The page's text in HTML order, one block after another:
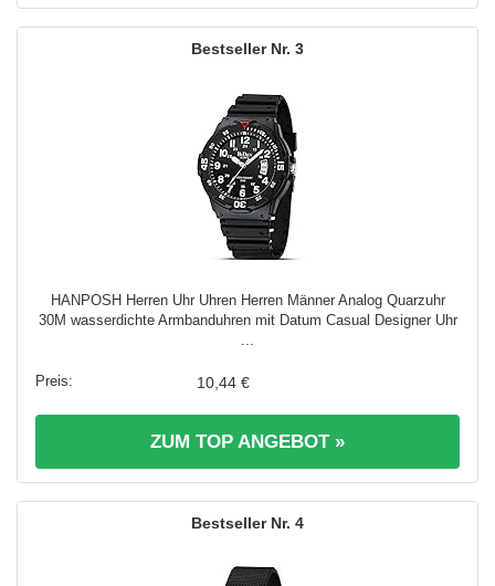
3
HANPOSH Herren Uhr Uhren Herren Männer Analog Quarzuhr
30M wasserdichte Armbanduhren mit Datum Casual Designer Uhr
10,44 €
ZUM TOP ANGEBOT »
4